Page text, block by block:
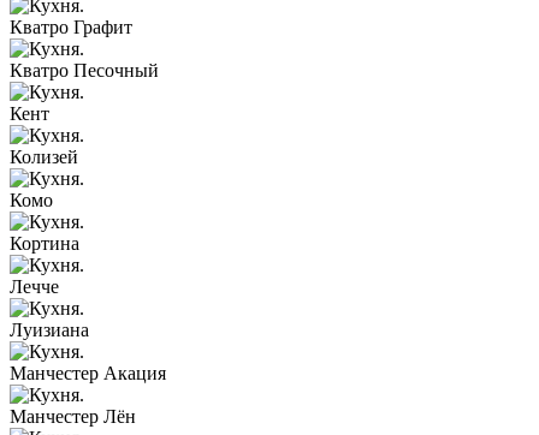
Кватро Графит
Кватро Песочный
Кент
Колизей
Комо
Кортина
Лечче
Луизиана
Манчестер Акация
Манчестер Лён